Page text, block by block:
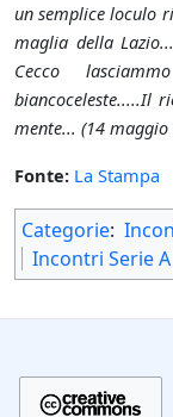
un semplice loculo
maglia della
Cecco
biancoceleste.....Il
mente... (14 maggio
Fonte: La Stampa
Categorie:
Incontri Serie A